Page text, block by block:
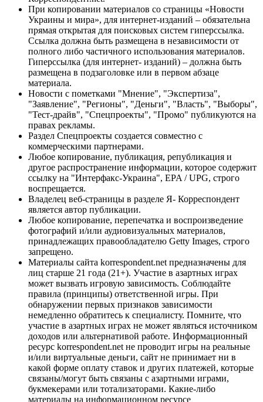
При копировании материалов со страницы «Новости
Украины и мира», для интернет-изданий – обязательна
прямая открытая для поисковых систем гиперссылка.
Ссылка должна быть размещена в независимости от
полного либо частичного использования материалов.
Гиперссылка (для интернет- изданий) – должна быть
размещена в подзаголовке или в первом абзаце
материала.
Новости с пометками "Мнение", "Экспертиза",
"Заявление", "Регионы", "Деньги", "Власть", "Выборы",
"Тест-драйв", "Спецпроекты", "Промо" публикуются на
правах рекламы.
Раздел Спецпроекты создается совместно с
коммерческими партнерами.
Любое копирование, публикация, републикация и
другое распространение информации, которое содержит
ссылку на "Интерфакс-Украина", EPA / UPG, строго
воспрещается.
Владелец веб-страницы в разделе Я- Корреспондент
является автор публикации.
Любое копирование, перепечатка и воспроизведение
фотографий и/или аудиовизуальных материалов,
принадлежащих правообладателю Getty Images, строго
запрещено.
Материалы сайта korrespondent.net предназначены для
лиц старше 21 года (21+). Участие в азартных играх
может вызвать игровую зависимость. Соблюдайте
правила (принципы) ответственной игры. При
обнаружении первых признаков зависимости
немедленно обратитесь к специалисту. Помните, что
участие в азартных играх не может являться источником
доходов или альтернативой работе. Информационный
ресурс korrespondent.net не проводит игры на реальные
и/или виртуальные деньги, сайт не принимает ни в
какой форме оплату ставок и других платежей, которые
связаны/могут быть связаны с азартными играми,
букмекерами или тотализаторами. Какие-либо
материалы на информационном ресурсе